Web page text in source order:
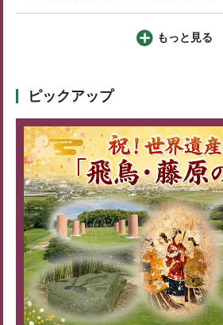
もっと見る
ピックアップ